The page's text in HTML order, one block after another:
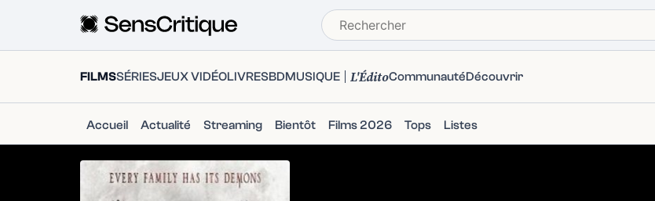
FILMSSÉRIESJEUX VIDÉOLIVRESBDMUSIQUE L'ÉditoCommunautéDécouvrir
Accueil Actualité Streaming Bientôt Films 2026 Tops Listes